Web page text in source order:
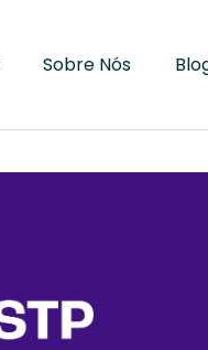
Sobre Nós